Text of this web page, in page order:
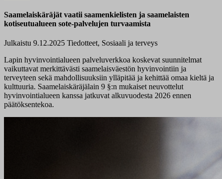
Saamelaiskäräjät vaatii saamenkielisten ja saamelaisten
kotiseutualueen sote-palvelujen turvaamista
Julkaistu 9.12.2025 Tiedotteet, Sosiaali ja terveys
Lapin hyvinvointialueen palveluverkkoa koskevat suunnitelmat
vaikuttavat merkittävästi saamelaisväestön hyvinvointiin ja
terveyteen sekä mahdollisuuksiin ylläpitää ja kehittää omaa kieltä ja
kulttuuria. Saamelaiskäräjälain 9 §:n mukaiset neuvottelut
hyvinvointialueen kanssa jatkuvat alkuvuodesta 2026 ennen
päätöksentekoa.